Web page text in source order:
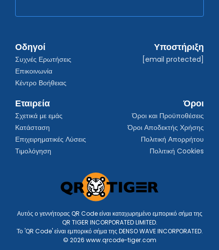
Οδηγοί
Συχνές Ερωτήσεις
Επικοινωνία
Κέντρο Βοήθειας
Υποστήριξη
[email protected]
Εταιρεία
Σχετικά με εμάς
Κατάσταση
Επιχειρηματικές Λύσεις
Τιμολόγηση
Όροι
Όροι και Προϋποθέσεις
Όροι Αποδεκτής Χρήσης
Πολιτική Απορρήτου
Πολιτική Cookies
Αυτός ο γεννήτορας QR Code είναι καταχωρημένο εμπορικό σήμα της
QR TIGER INCORPORATED LIMITED.
Το 'QR Code' είναι εμπορικό σήμα της DENSO WAVE INCORPORATED.
© 2026 www.qrcode-tiger.com